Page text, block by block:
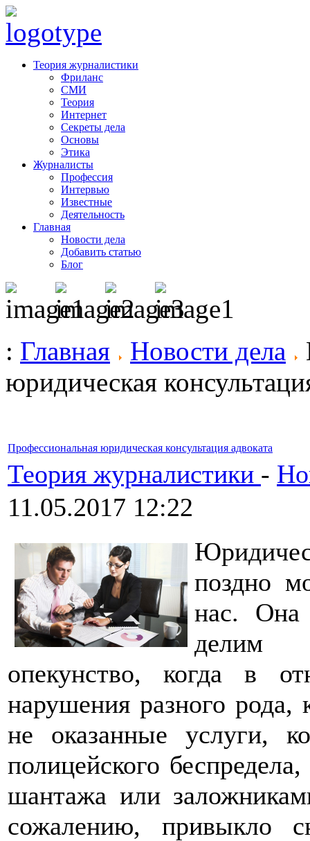
Теория журналистики
Фриланс
СМИ
Теория
Интернет
Секреты дела
Основы
Этика
Журналисты
Профессия
Интервью
Известные
Деятельность
Главная
Новости дела
Добавить статью
Блог
: Главная Новости дела
юридическая
Профессиональная юридическая консультация адвоката
Теория журналистики -
11.05.2017 12:22
поздно
нас. Она
делим
опекунство, когда в
нарушения разного рода,
не оказанные услуги,
полицейского
шантажа или
сожалению, привыкло